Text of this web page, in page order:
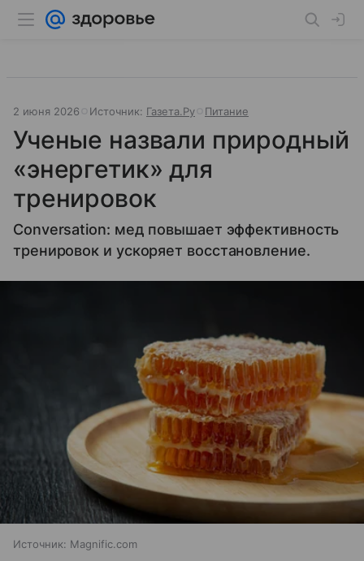
2 июня 2026 Источник: Газета.Ру Питание
Ученые назвали природный
«энергетик» для
тренировок
Conversation: мед повышает эффективность
тренировок и ускоряет восстановление.
Источник: Magnific.com